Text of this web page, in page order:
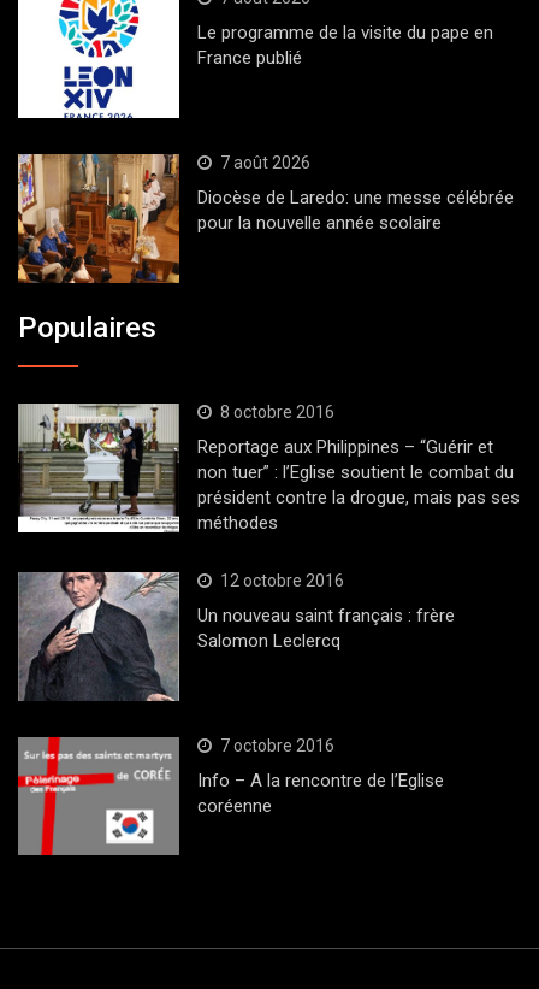
Le programme de la visite du pape en
France publié
7 août 2026
Diocèse de Laredo: une messe célébrée
pour la nouvelle année scolaire
Populaires
8 octobre 2016
Reportage aux Philippines – “Guérir et
non tuer” : l’Eglise soutient le combat du
président contre la drogue, mais pas ses
méthodes
12 octobre 2016
Un nouveau saint français : frère
Salomon Leclercq
7 octobre 2016
Info – A la rencontre de l’Eglise
coréenne